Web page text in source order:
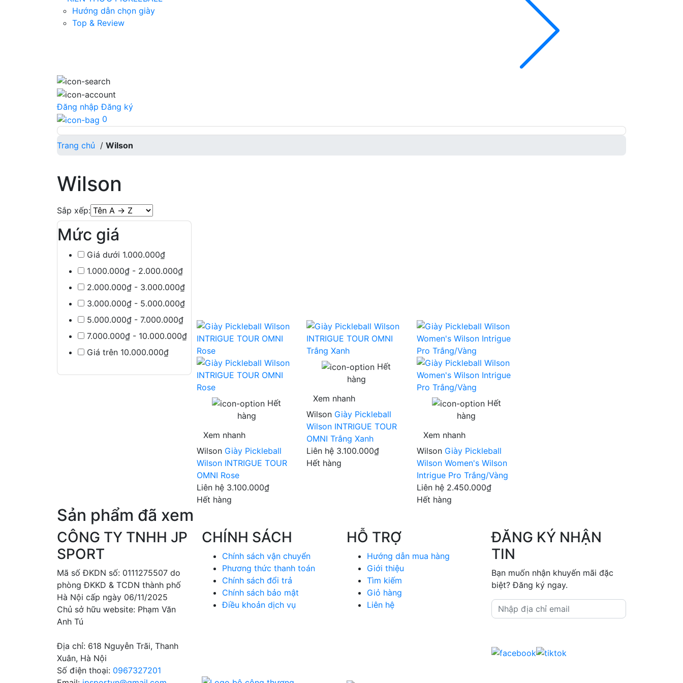
Hướng dẫn chọn giày
Top & Review
Đăng nhập Đăng ký
0
Trang chủ / Wilson
Wilson
Sắp xếp:
Mức giá
Giá dưới 1.000.000₫
1.000.000₫ - 2.000.000₫
2.000.000₫ - 3.000.000₫
3.000.000₫ - 5.000.000₫
5.000.000₫ - 7.000.000₫
7.000.000₫ - 10.000.000₫
Giá trên 10.000.000₫
Hết
hàng
Xem nhanh
Wilson Giày Pickleball
Wilson INTRIGUE TOUR
OMNI Rose
Liên hệ 3.100.000₫
Hết hàng
Hết
hàng
Xem nhanh
Wilson Giày Pickleball
Wilson INTRIGUE TOUR
OMNI Trắng Xanh
Liên hệ 3.100.000₫
Hết hàng
Hết
hàng
Xem nhanh
Wilson Giày Pickleball
Wilson Women's Wilson
Intrigue Pro Trắng/Vàng
Liên hệ 2.450.000₫
Hết hàng
Sản phẩm đã xem
CÔNG TY TNHH JP
SPORT
Mã số ĐKDN số: 0111275507 do
phòng ĐKKD & TCDN thành phố
Hà Nội cấp ngày 06/11/2025
Chủ sở hữu website: Phạm Văn
Anh Tú
Địa chỉ: 618 Nguyễn Trãi, Thanh
Xuân, Hà Nội
Số điện thoại: 0967327201
CHÍNH SÁCH
Chính sách vận chuyển
Phương thức thanh toán
Chính sách đổi trả
Chính sách bảo mật
Điều khoản dịch vụ
HỖ TRỢ
Hướng dẫn mua hàng
Giới thiệu
Tìm kiếm
Giỏ hàng
Liên hệ
ĐĂNG KÝ NHẬN
TIN
Bạn muốn nhận khuyến mãi đặc
biệt? Đăng ký ngay.